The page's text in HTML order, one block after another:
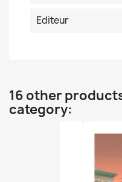
Editeur
16 other
category: